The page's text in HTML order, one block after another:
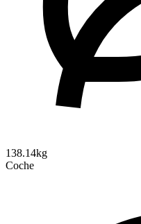
138.14kg
Coche